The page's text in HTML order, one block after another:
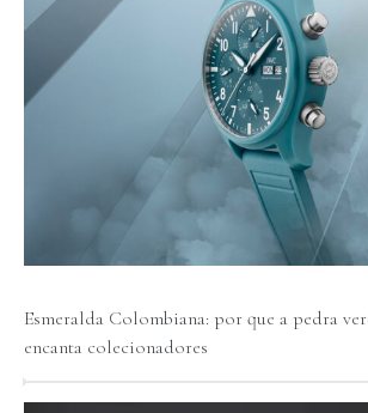
Esmeralda Colombiana: por que a pedra
encanta colecionadores